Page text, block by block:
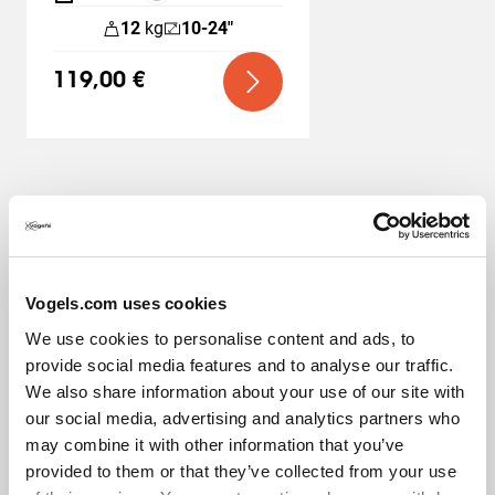
Vogels.com uses cookies
We use cookies to personalise content and ads, to
provide social media features and to analyse our traffic.
We also share information about your use of our site with
our social media, advertising and analytics partners who
may combine it with other information that you’ve
provided to them or that they’ve collected from your use
Schreibtisch braucht. Jede Monitorhalterung verfügt
über einen 3-Punkt-Kabelkanal, so dass Sie Ihre Kabel
ordentlich verstauen können. Maximale
Bewegungsfreiheit o Der Bewegungsarm an der
wegdrehen können. Mehrere Montageoptionen o Dank
Flexmount können Sie jede Monitorhalterung nach bis
dafür zusätzliche Zubehörteile kaufen müssen. Damit
passt die Monitorhalterung von Vogel's zu beinahe
jedem Schreibtisch.
Stabil und doch durchdacht
Vogel's-Halterungen wurden für den intensiven Einsatz
im professionellen Bereich entwickelt, ohne beim Design
12 kg 10-24"
119,00 €
Spezifikationen
EAN-Einzelbox 8712285318344
Product Line General